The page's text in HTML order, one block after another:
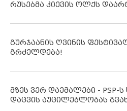
რუსებმა კიევის ოლქს
გურჯაანის ღვინის
გრძელდება!
მზეს ვერ დაემალები - PSP-
დაცვის აუცილებლობას